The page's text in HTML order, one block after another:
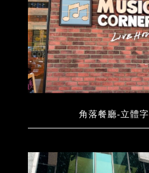
角落餐廳-立體字